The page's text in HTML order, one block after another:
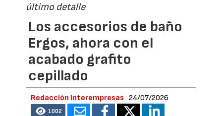
último detalle
Los accesorios de baño
Ergos, ahora con el
acabado grafito
cepillado
Redacción Interempresas 24/07/2026
1002